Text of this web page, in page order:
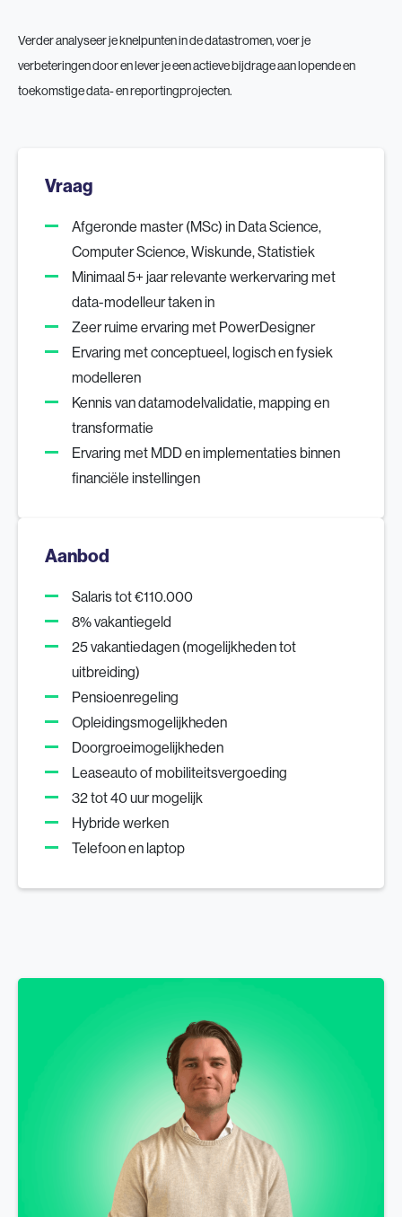
Verder analyseer je knelpunten in de datastromen, voer je
verbeteringen door en lever je een actieve bijdrage aan lopende en
toekomstige data- en reportingprojecten.
Vraag
Afgeronde master (MSc) in Data Science,
Computer Science, Wiskunde, Statistiek
Minimaal 5+ jaar relevante werkervaring met
data-modelleur taken in
Zeer ruime ervaring met PowerDesigner
Ervaring met conceptueel, logisch en fysiek
modelleren
Kennis van datamodelvalidatie, mapping en
transformatie
Ervaring met MDD en implementaties binnen
financiële instellingen
Aanbod
Salaris tot €110.000
8% vakantiegeld
25 vakantiedagen (mogelijkheden tot
uitbreiding)
Pensioenregeling
Opleidingsmogelijkheden
Doorgroeimogelijkheden
Leaseauto of mobiliteitsvergoeding
32 tot 40 uur mogelijk
Hybride werken
Telefoon en laptop